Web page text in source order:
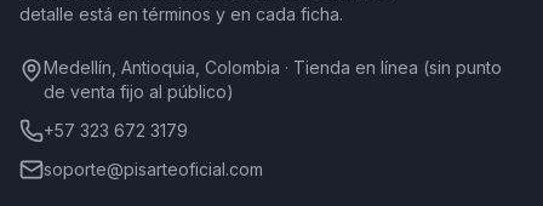
detalle está en términos y en cada ficha.
Medellín, Antioquia, Colombia · Tienda en línea (sin punto
de venta fijo al público)
+57 323 672 3179
soporte@pisarteoficial.com